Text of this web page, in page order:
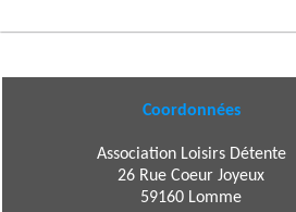
Coordonnées
Association Loisirs Détente
26 Rue Coeur Joyeux
59160 Lomme